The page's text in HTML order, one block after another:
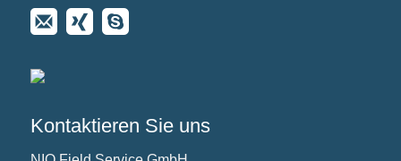
Kontaktieren Sie uns